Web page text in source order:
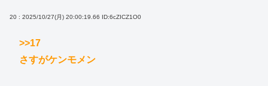
20 : 2025/10/27(月) 20:00:19.66 ID:6cZICZ1O0
>>17
さすがケンモメン